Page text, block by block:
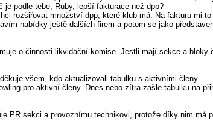
je podle tebe, Ruby, lepší fakturace než dpp?
rozšiřovat množství dpp, které klub má. Na fakturu mi
nabídky ještě dalších firem a potom se jako
o činnosti likvidační komise. Jestli mají sekce a bloky
všem, kdo aktualizovali tabulku s aktivními členy.
pro aktivní členy. Dnes nebo zítra zašle tabulku na
PR sekci a provoznímu technikovi, protože díky nim má